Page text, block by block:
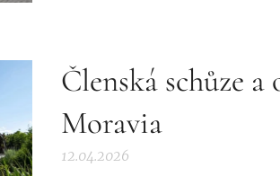
Členská schůze
Moravia
12.04.2026